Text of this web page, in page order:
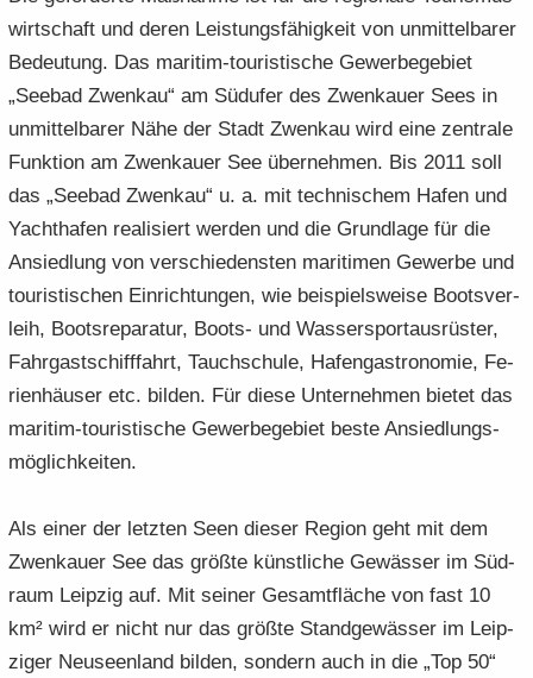
wirt­schaft und deren Leis­tungs­fä­hig­keit von un­mit­tel­ba­rer
Be­deu­tung. Das maritim-​touristische Ge­wer­be­ge­biet
„See­bad Zwenkau“ am Süd­ufer des Zwenkau­er Sees in
un­mit­tel­ba­rer Nähe der Stadt Zwenkau wird eine zen­tra­le
Funk­ti­on am Zwenkau­er See über­neh­men. Bis 2011 soll
das „See­bad Zwenkau“ u. a. mit tech­ni­schem Hafen und
Yacht­ha­fen rea­li­siert wer­den und die Grund­la­ge für die
An­sied­lung von ver­schie­dens­ten ma­ri­ti­men Ge­wer­be und
tou­ris­ti­schen Ein­rich­tun­gen, wie bei­spiels­wei­se Boots­ver­
leih, Boots­re­pa­ra­tur, Boots-​ und Was­ser­sport­aus­rüs­ter,
Fahr­gast­schiff­fahrt, Tauch­schu­le, Ha­fen­gas­tro­no­mie, Fe­
ri­en­häu­ser etc. bil­den. Für diese Un­ter­neh­men bie­tet das
maritim-​touristische Ge­wer­be­ge­biet beste An­sied­lungs­
mög­lich­kei­ten.
Als einer der letz­ten Seen die­ser Re­gi­on geht mit dem
Zwenkau­er See das größ­te künst­li­che Ge­wäs­ser im Süd­
raum Leip­zig auf. Mit sei­ner Ge­samt­flä­che von fast 10
km² wird er nicht nur das größ­te Stand­ge­wäs­ser im Leip­
zi­ger Neu­seen­land bil­den, son­dern auch in die „Top 50“